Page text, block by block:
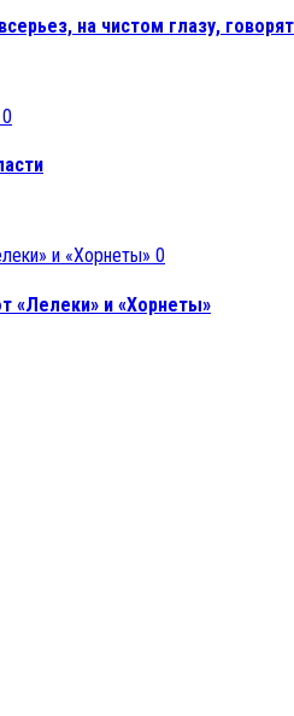
на чистом глазу,
0
0
«Лелеки» и «Хорнеты»